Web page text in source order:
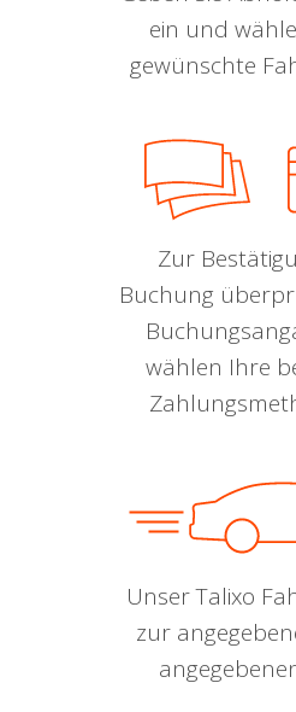
ein und
gewünschte
Zur
Buchung
wählen Ihre
Unser Talixo
zur